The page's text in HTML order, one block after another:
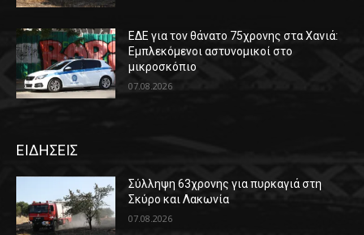
ΕΔΕ για τον θάνατο 75χρονης στα Χανιά:
Εμπλεκόμενοι αστυνομικοί στο
μικροσκόπιο
07.08.2026
ΕΙΔΗΣΕΙΣ
Σύλληψη 63χρονης για πυρκαγιά στη
Σκύρο και Λακωνία
07.08.2026